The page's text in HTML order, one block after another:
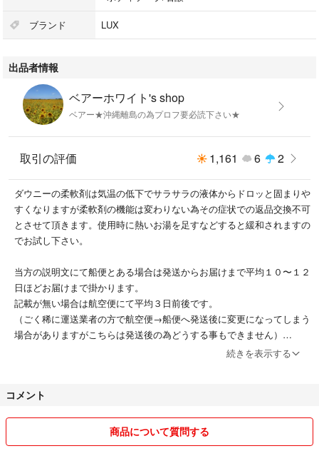
その他海外製日用品など出品しております
#ベアーホワイトの日用品
#LUX #ラックス #石鹸 #石けん #せっけん #ボディソープ #スキンケ
ア #ソープ #ベルベットジャスミン #ブルーピオニー #まとめ売り
ブランド LUX
出品者情報
ベアーホワイト's shop
ベアー★沖縄離島の為プロフ要必読下さい★
取引の評価 1,161 6 2
ダウニーの柔軟剤は気温の低下でサラサラの液体からドロッと固まりや
すくなりますが柔軟剤の機能は変わりない為その症状での返品交換不可
とさせて頂きます。使用時に熱いお湯を足すなどすると緩和されますの
でお試し下さい。
当方の説明文にて船便とある場合は発送からお届けまで平均１０〜１２
日ほどお届けまで掛かります。
記載が無い場合は航空便にて平均３日前後です。
（ごく稀に運送業者の方で航空便→船便へ発送後に変更になってしまう
場合がありますがこちらは発送後の為どうする事もできません）
発送後のまだ届かないなどの問い合わせはこちら（出品者）ではなく輸
土日祝日発送不可
ご購入はお急ぎの方はご注意下さい。
続きを表示する
コメント
商品について質問する